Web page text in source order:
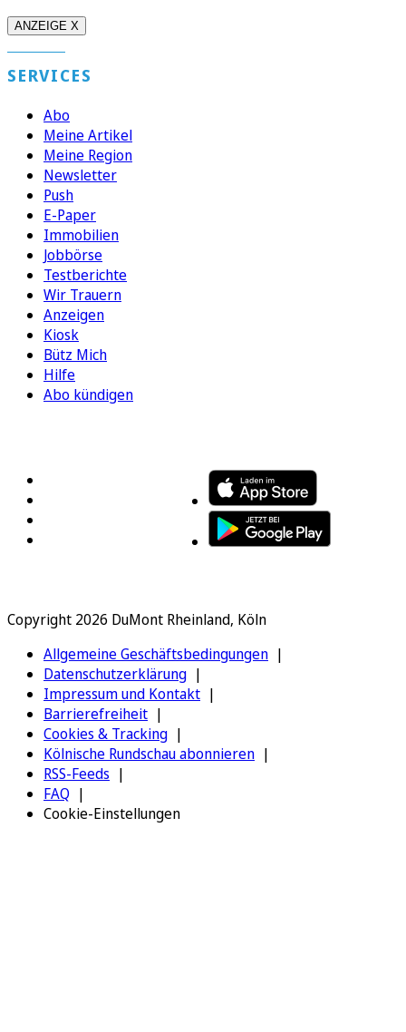
ANZEIGE X
SERVICES
Abo
Meine Artikel
Meine Region
Newsletter
Push
E-Paper
Immobilien
Jobbörse
Testberichte
Wir Trauern
Anzeigen
Kiosk
Bütz Mich
Hilfe
Abo kündigen
Copyright 2026 DuMont Rheinland, Köln
Allgemeine Geschäftsbedingungen
Datenschutzerklärung
Impressum und Kontakt
Barrierefreiheit
Cookies & Tracking
Kölnische Rundschau abonnieren
RSS-Feeds
FAQ
Cookie-Einstellungen